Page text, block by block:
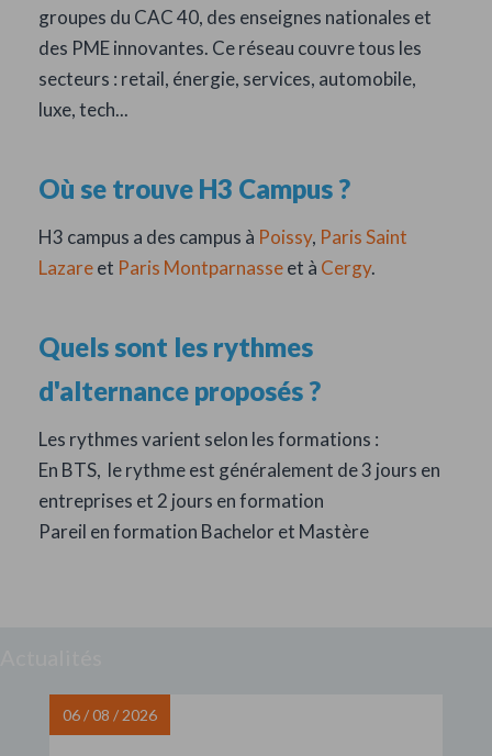
groupes du CAC 40, des enseignes nationales et
des PME innovantes. Ce réseau couvre tous les
secteurs : retail, énergie, services, automobile,
luxe, tech...
Où se trouve H3 Campus ?
H3 campus a des campus à Poissy, Paris Saint
Lazareet Paris Montparnasseet à Cergy.
Quels sont les rythmes
d'alternance proposés ?
Les rythmes varient selon les formations :
En BTS, le rythme est généralement de 3 jours en
entreprises et 2 jours en formation
Pareil en formation Bachelor et Mastère
06 / 08 / 2026